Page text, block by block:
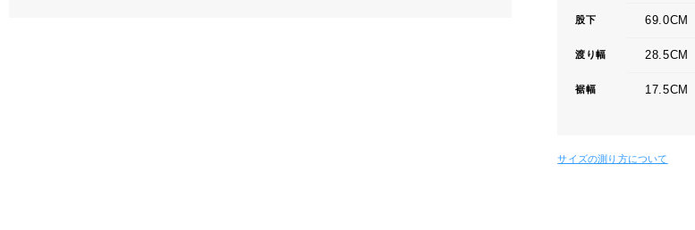
股下 69.0CM
渡り幅 28.5CM
裾幅 17.5CM
サイズの測り方について